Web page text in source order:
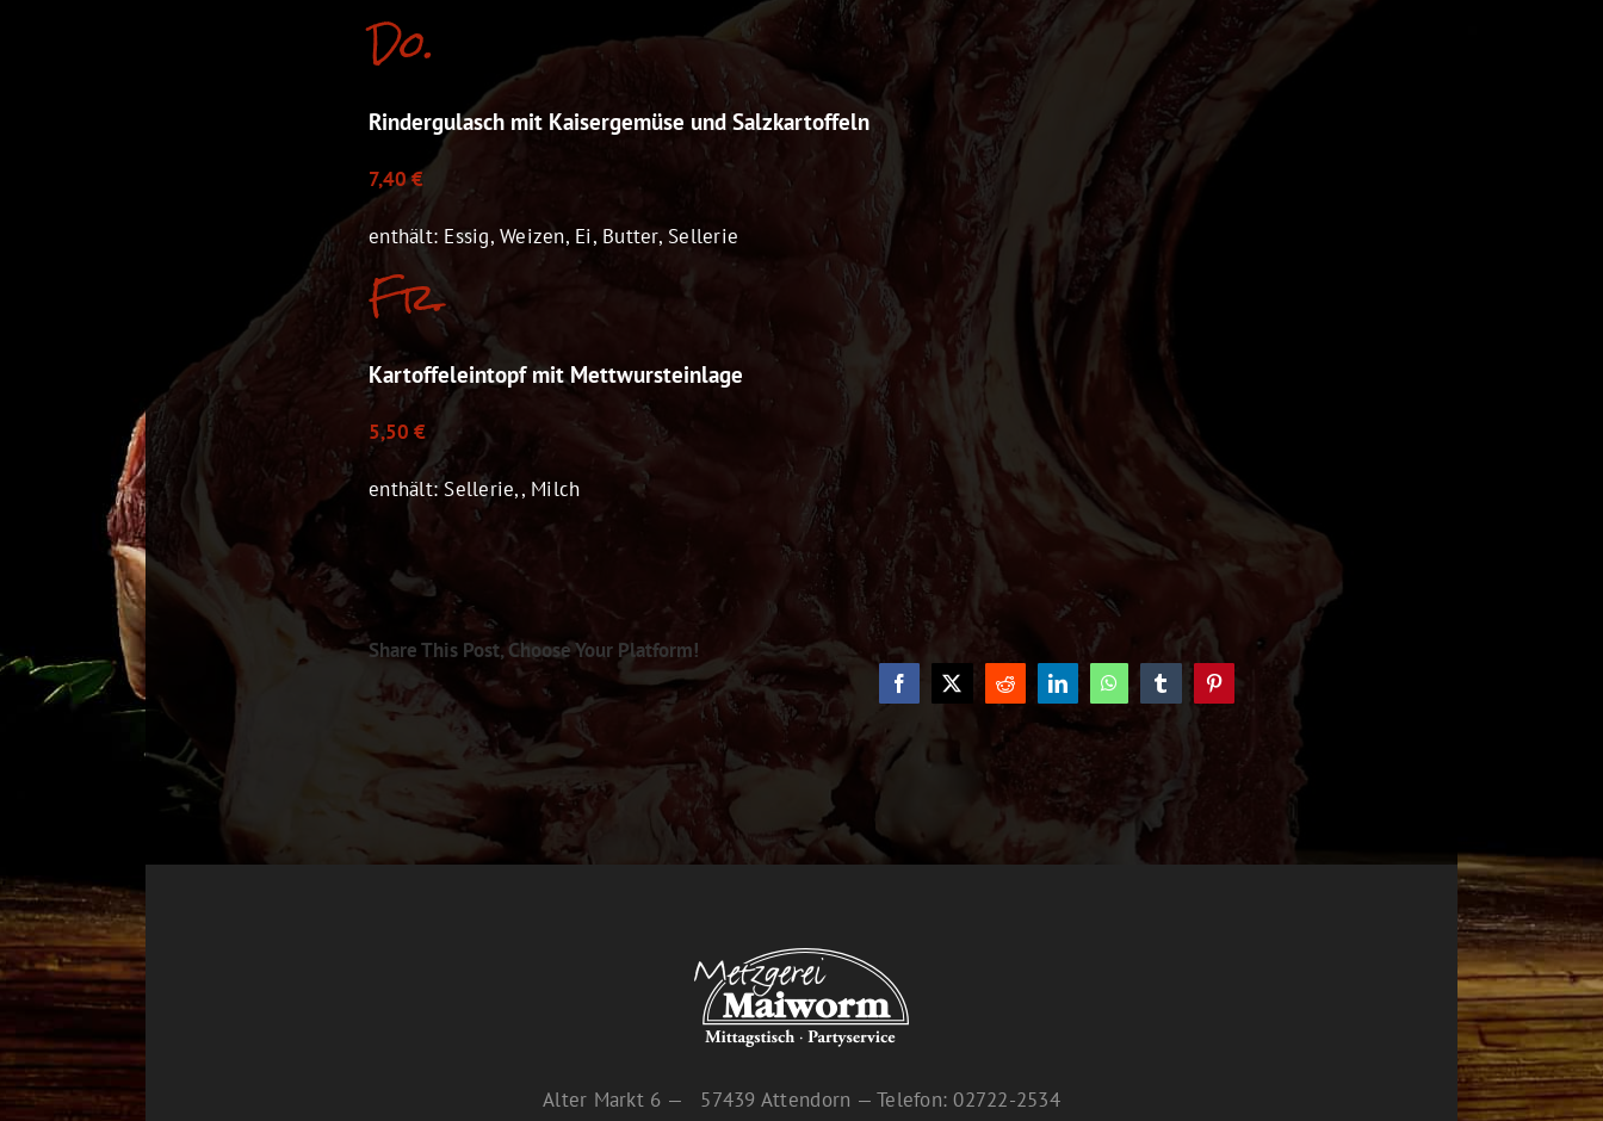
Do.
Rindergulasch mit Kaisergemüse und Salzkartoffeln
7,40 €
enthält: Essig, Weizen, Ei, Butter, Sellerie
Fr.
Kartoffeleintopf mit Mettwursteinlage
5,50 €
enthält: Sellerie,, Milch
Share This Post, Choose Your Platform!
Facebook
X RedditLinkedInWhatsAppTumblrPinterest
Alter Markt 6 — 57439 Attendorn — Telefon: 02722-2534